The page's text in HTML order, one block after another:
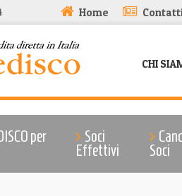
Home
CHI
per Soci
Effettivi Soci